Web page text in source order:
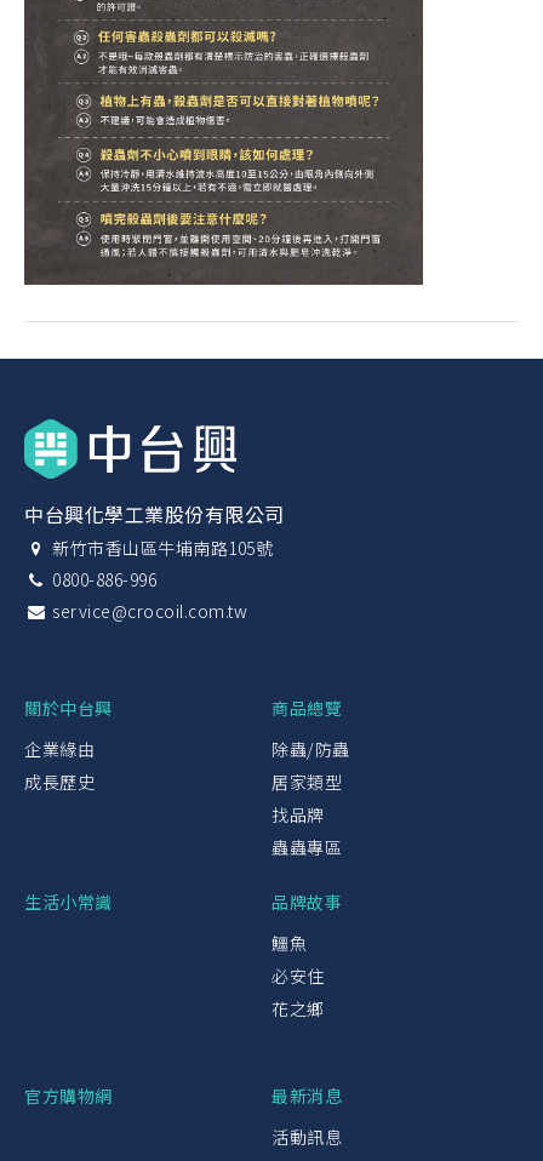
中台興化學工業股份有限公司
新竹市香山區牛埔南路105號
0800-886-996
service@crocoil.com.tw
關於中台興
企業緣由
成長歷史
商品總覽
除蟲/防蟲
居家類型
找品牌
蟲蟲專區
生活小常識
品牌故事
鱷魚
必安住
花之鄉
官方購物網
最新消息
活動訊息